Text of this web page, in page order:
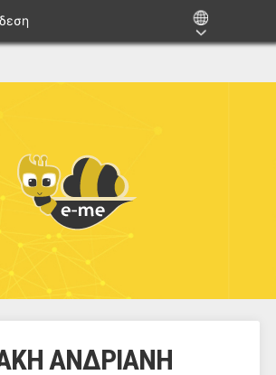
E-ME BLOGS
ΑΝΔΡΙΑΝΗ